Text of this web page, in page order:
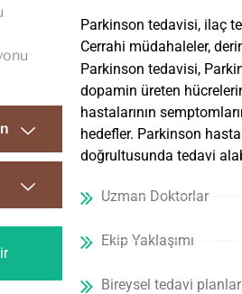
Parkinson tedavisi, ilaç
Cerrahi müdahaleler,
Parkinson tedavisi,
dopamin üreten
hastalarının
hedefler. Parkinson
doğrultusunda tedavi
Uzman Doktorlar
Ekip Yaklaşımı
Bireysel tedavi